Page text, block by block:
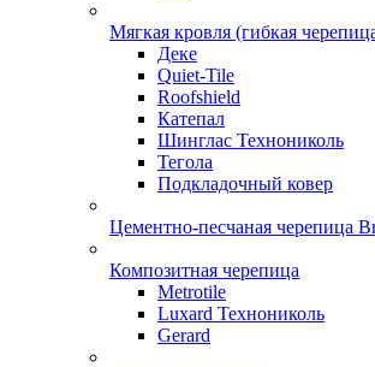
Мягкая кровля (гибкая
Деке
Quiet-Tile
Roofshield
Катепал
Шинглас Технониколь
Тегола
Подкладочный ковер
Цементно-песчаная черепица
Композитная черепица
Metrotile
Luxard Технониколь
Gerard